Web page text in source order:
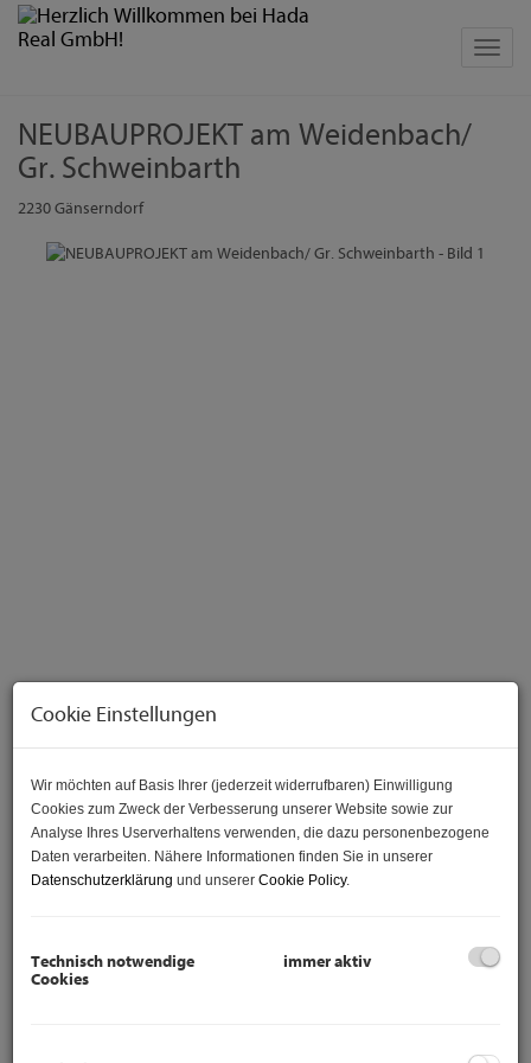
NEUBAUPROJEKT am Weidenbach/
Gr. Schweinbarth
2230 Gänserndorf
Beschreibung
Lebensqualität im eigenen Einfamilienhaus - mit guter
Wer die Nähe zur Großstadt möchte, aber trotzdem
Cookie Einstellungen
Wir möchten auf Basis Ihrer (jederzeit widerrufbaren) Einwilligung
Cookies zum Zweck der Verbesserung unserer Website sowie zur
Analyse Ihres Userverhaltens verwenden, die dazu personenbezogene
Daten verarbeiten. Nähere Informationen finden Sie in unserer
Datenschutzerklärung und unserer Cookie Policy.
Technisch notwendige
Cookies
immer aktiv